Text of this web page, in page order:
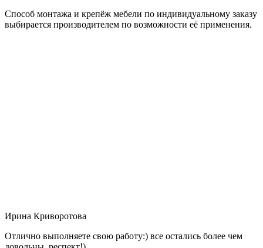
Способ монтажа и крепёж мебели по индивидуальному заказу
выбирается производителем по возможности её применения.
Ирина Криворотова
Отлично выполняете свою работу:) все остались более чем